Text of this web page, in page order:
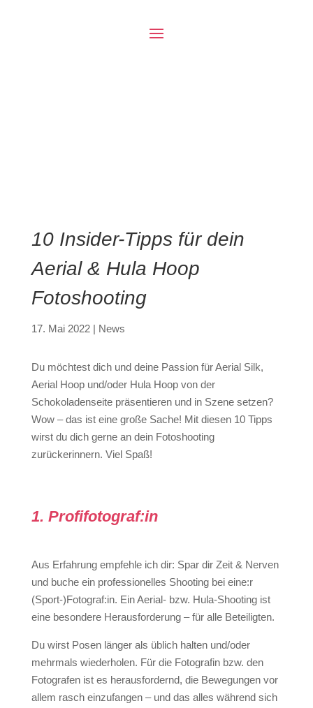
10 Insider-Tipps für dein
Aerial & Hula Hoop
Fotoshooting
17. Mai 2022| News
Du möchtest dich und deine Passion für Aerial Silk,
Aerial Hoop und/oder Hula Hoop von der
Schokoladenseite präsentieren und in Szene setzen?
Wow – das ist eine große Sache! Mit diesen 10 Tipps
wirst du dich gerne an dein Fotoshooting
zurückerinnern. Viel Spaß!
1. Profifotograf:in
Aus Erfahrung empfehle ich dir: Spar dir Zeit & Nerven
und buche ein professionelles Shooting bei eine:r
(Sport-)Fotograf:in. Ein Aerial- bzw. Hula-Shooting ist
eine besondere Herausforderung – für alle Beteiligten.
Du wirst Posen länger als üblich halten und/oder
mehrmals wiederholen. Für die Fotografin bzw. den
Fotografen ist es herausfordernd, die Bewegungen vor
allem rasch einzufangen – und das alles während sich